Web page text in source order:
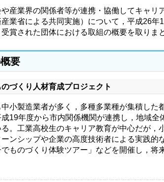
産業界の関係者等が連携・協働してキャ
業省による共同実施）について，平成26年
賞された団体における取組の概要を取りま
要
づくり人材育成プロジェクト
小製造業者が多く，多種多業種が集積し
19年度から市内関係機関が連携し，地域
。工業高校生のキャリア教育が中心だが
ンシップや企業の高度技術者による実践
ものづくり体験ツアー」などを開催し，将